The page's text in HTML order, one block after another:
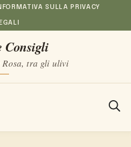
SULLA PRIVACY
Consigli
tra gli ulivi